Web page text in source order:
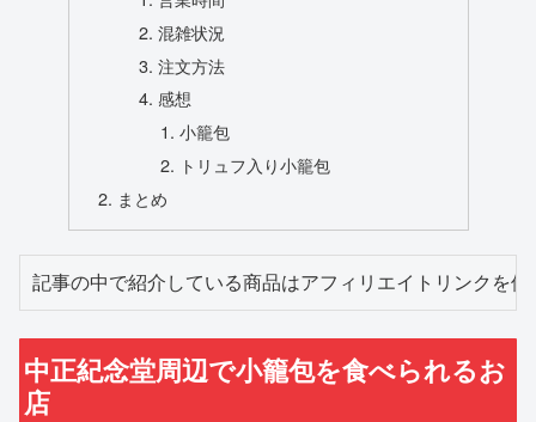
混雑状況
注文方法
感想
小籠包
トリュフ入り小籠包
まとめ
記事の中で紹介している商品はアフィリエイトリンクを
中正紀念堂周辺で小籠包を食べられるお
店